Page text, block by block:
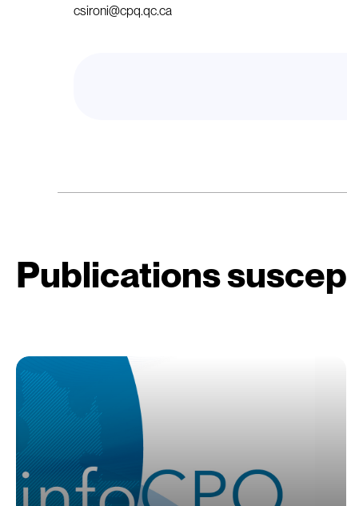
csironi@cpq.qc.ca
Publications